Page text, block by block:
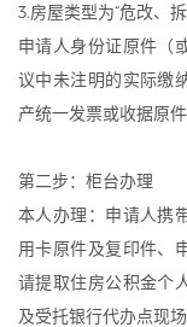
3.房屋类型为“危改、
申请人身份证原件（
议中未注明的实际缴
产统一发票或收据原件
第二步：柜台办理
本人办理：申请人携
用卡原件及复印件、
请提取住房公积金个
及受托银行代办点现场